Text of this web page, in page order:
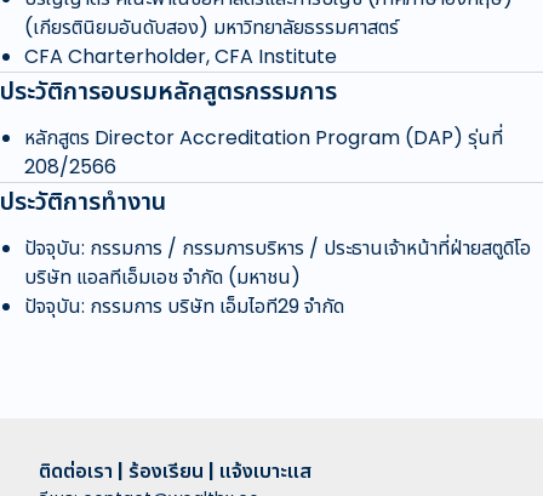
(เกียรตินิยมอันดับสอง) มหาวิทยาลัยธรรมศาสตร์
CFA Charterholder, CFA Institute
ประวัติการอบรมหลักสูตรกรรมการ
หลักสูตร Director Accreditation Program (DAP) รุ่นที่
208/2566
ประวัติการทำงาน
ปัจจุบัน: กรรมการ / กรรมการบริหาร / ประธานเจ้าหน้าที่ฝ่ายสตูดิโอ
บริษัท แอลทีเอ็มเอช จำกัด (มหาชน)
ปัจจุบัน: กรรมการ บริษัท เอ็มไอที29 จำกัด
ติดต่อเรา | ร้องเรียน | แจ้งเบาะแส